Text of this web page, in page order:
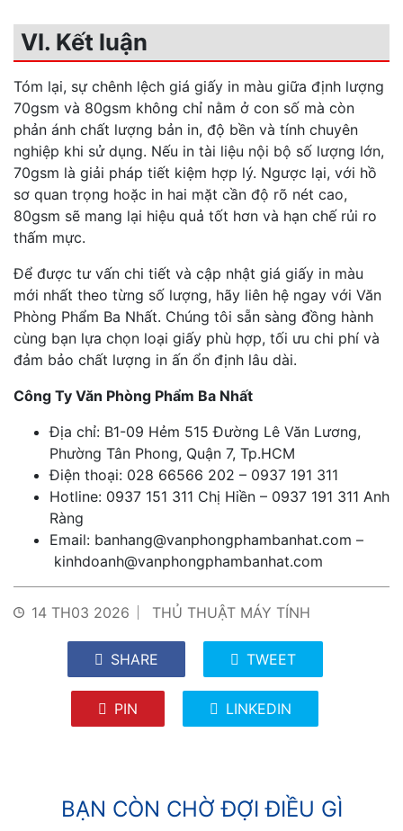
VI. Kết luận
Tóm lại, sự chênh lệch giá giấy in màu giữa định lượng
70gsm và 80gsm không chỉ nằm ở con số mà còn
phản ánh chất lượng bản in, độ bền và tính chuyên
nghiệp khi sử dụng. Nếu in tài liệu nội bộ số lượng lớn,
70gsm là giải pháp tiết kiệm hợp lý. Ngược lại, với hồ
sơ quan trọng hoặc in hai mặt cần độ rõ nét cao,
80gsm sẽ mang lại hiệu quả tốt hơn và hạn chế rủi ro
thấm mực.
Để được tư vấn chi tiết và cập nhật giá giấy in màu
mới nhất theo từng số lượng, hãy liên hệ ngay với Văn
Phòng Phẩm Ba Nhất. Chúng tôi sẵn sàng đồng hành
cùng bạn lựa chọn loại giấy phù hợp, tối ưu chi phí và
đảm bảo chất lượng in ấn ổn định lâu dài.
Công Ty Văn Phòng Phẩm Ba Nhất
Địa chỉ: B1-09 Hẻm 515 Đường Lê Văn Lương,
Phường Tân Phong, Quận 7, Tp.HCM
Điện thoại: 028 66566 202 – 0937 191 311
Hotline: 0937 151 311 Chị Hiền – 0937 191 311 Anh
Ràng
Email: banhang@vanphongphambanhat.com –
kinhdoanh@vanphongphambanhat.com
14 TH03 2026 THỦ THUẬT MÁY TÍNH
SHARE TWEET
PIN LINKEDIN
BẠN CÒN CHỜ ĐỢI ĐIỀU GÌ